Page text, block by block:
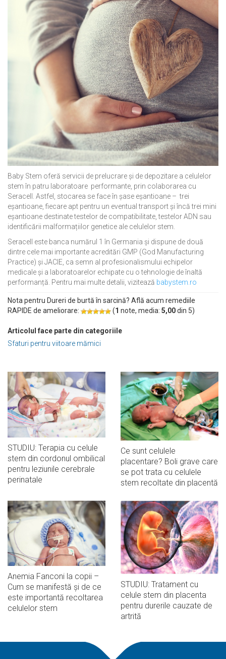
Baby Stem oferă servicii de prelucrare și de depozitare a celulelor
stem în patru laboratoare performante, prin colaborarea cu
Seracell. Astfel, stocarea se face în șase eșantioane – trei
eșantioane, fiecare apt pentru un eventual transport și încă trei mini
eșantioane destinate testelor de compatibilitate, testelor ADN sau
identificării malformațiilor genetice ale celulelor stem.
Seracell este banca numărul 1 în Germania și dispune de două
dintre cele mai importante acreditări GMP (God Manufacturing
Practice) și JACIE, ca semn al profesionalismului echipelor
medicale și a laboratoarelor echipate cu o tehnologie de înaltă
performanță. Pentru mai multe detalii, vizitează babystem.ro
Nota pentru Dureri de burtă în sarcină? Află acum remediile
RAPIDE de ameliorare:
(1 note, media: 5,00din 5)
Articolul face parte din categoriile
Sfaturi pentru viitoare mămici
STUDIU: Terapia cu celule
stem din cordonul ombilical
pentru leziunile cerebrale
perinatale
Ce sunt celulele
placentare? Boli grave care
se pot trata cu celulele
stem recoltate din placentă
Anemia Fanconi la copii –
Cum se manifestă și de ce
este importantă recoltarea
celulelor stem
STUDIU: Tratament cu
celule stem din placenta
pentru durerile cauzate de
artrită